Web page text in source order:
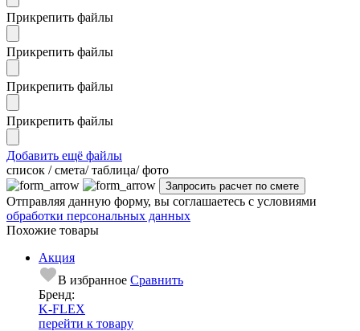
Прикрепить файлы
Прикрепить файлы
Прикрепить файлы
Прикрепить файлы
Добавить ещё файлы
cписок / смета/ таблица/ фото
Отправляя данную форму, вы соглашаетесь с условиями
обработки персональных данных
Похожие товары
Акция
В избранное Сравнить
Бренд:
K-FLEX
перейти к товару